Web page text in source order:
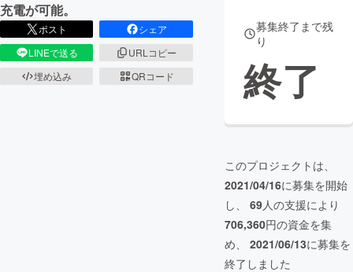
充電が可能。
ポスト
シェア
LINEで送る
URLコピー
埋め込み
QRコード
募集終了まで残
り
終了
このプロジェクトは、
2021/04/16に募集を開始
し、 69人の支援により
706,360円の資金を集
め、 2021/06/13に募集を
終了しました